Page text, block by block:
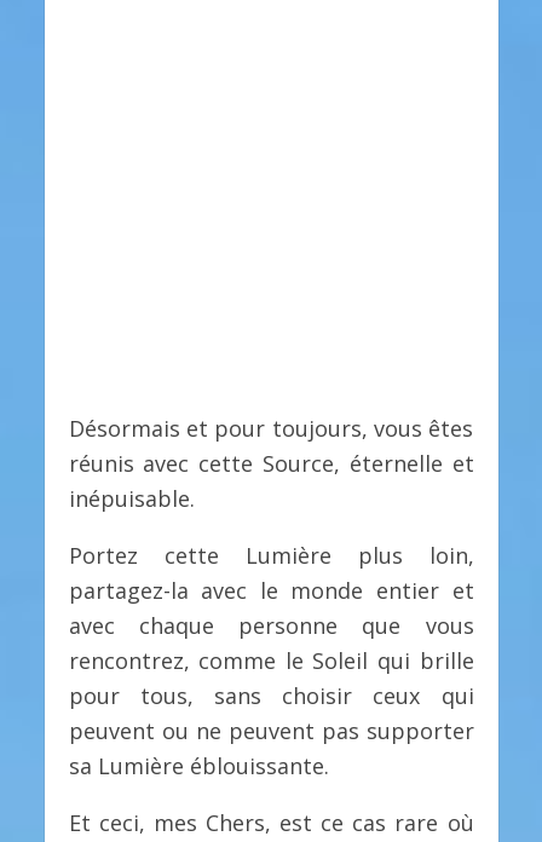
Désormais et pour toujours, vous êtes
réunis avec cette Source, éternelle et
inépuisable.
Portez cette Lumière plus loin,
partagez-la avec le monde entier et
avec chaque personne que vous
rencontrez, comme le Soleil qui brille
pour tous, sans choisir ceux qui
peuvent ou ne peuvent pas supporter
sa Lumière éblouissante.
Et ceci, mes Chers, est ce cas rare où